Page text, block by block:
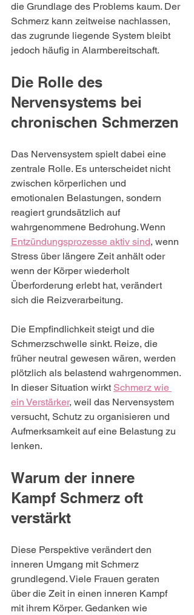
die Grundlage des Problems kaum. Der
Schmerz kann zeitweise nachlassen,
das zugrunde liegende System bleibt
jedoch häufig in Alarmbereitschaft.
Die Rolle des
Nervensystems bei
chronischen Schmerzen
Das Nervensystem spielt dabei eine
zentrale Rolle. Es unterscheidet nicht
zwischen körperlichen und
emotionalen Belastungen, sondern
reagiert grundsätzlich auf
wahrgenommene Bedrohung. Wenn
Entzündungsprozesse aktiv sind, wenn
Stress über längere Zeit anhält oder
wenn der Körper wiederholt
Überforderung erlebt hat, verändert
sich die Reizverarbeitung.
Die Empfindlichkeit steigt und die
Schmerzschwelle sinkt. Reize, die
früher neutral gewesen wären, werden
plötzlich als belastend wahrgenommen.
In dieser Situation wirkt Schmerz wie
ein Verstärker, weil das Nervensystem
versucht, Schutz zu organisieren und
Aufmerksamkeit auf eine Belastung zu
lenken.
Warum der innere
Kampf Schmerz oft
verstärkt
Diese Perspektive verändert den
inneren Umgang mit Schmerz
grundlegend. Viele Frauen geraten
über die Zeit in einen inneren Kampf
mit ihrem Körper. Gedanken wie